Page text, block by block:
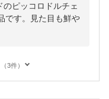
ピッコロドルチェ
です。見た目も鮮や
3件）